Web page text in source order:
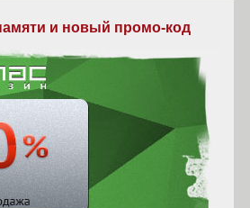
и новый промо-код